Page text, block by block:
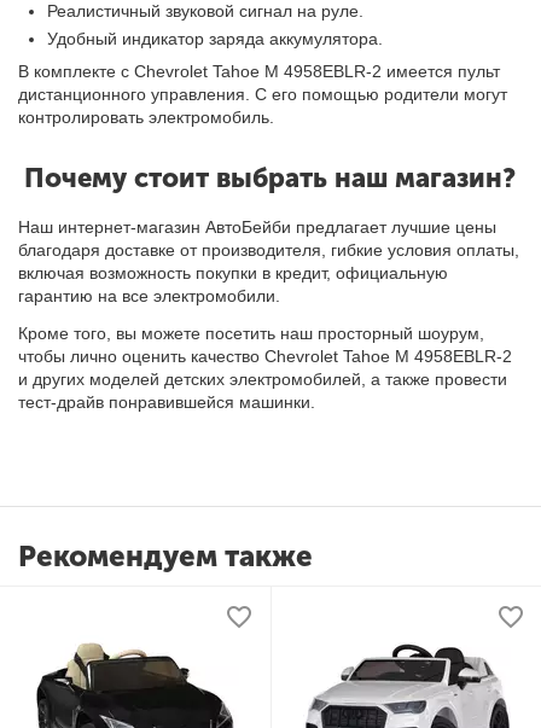
Реалистичный звуковой сигнал на руле.
Удобный индикатор заряда аккумулятора.
В комплекте с Chevrolet Tahoe M 4958EBLR-2 имеется пульт
дистанционного управления. С его помощью родители могут
контролировать электромобиль.
Почему стоит выбрать наш магазин?
Наш интернет-магазин АвтоБейби предлагает лучшие цены
благодаря доставке от производителя, гибкие условия оплаты,
включая возможность покупки в кредит, официальную
гарантию на все электромобили.
Кроме того, вы можете посетить наш просторный шоурум,
чтобы лично оценить качество Chevrolet Tahoe M 4958EBLR-2
и других моделей детских электромобилей, а также провести
тест-драйв понравившейся машинки.
Рекомендуем также